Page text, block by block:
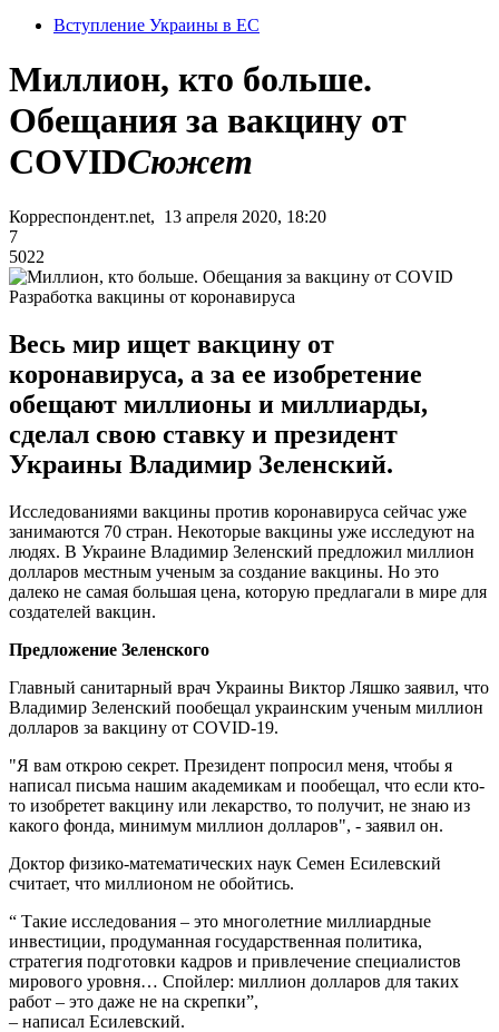
Вступление Украины в ЕС
Миллион, кто больше.
Обещания за вакцину от
COVIDСюжет
Корреспондент.net, 13 апреля 2020, 18:20
7
5022
Разработка вакцины от коронавируса
Весь мир ищет вакцину от
коронавируса, а за ее изобретение
обещают миллионы и миллиарды,
сделал свою ставку и президент
Украины Владимир Зеленский.
Исследованиями вакцины против коронавируса сейчас уже
занимаются 70 стран. Некоторые вакцины уже исследуют на
людях. В Украине Владимир Зеленский предложил миллион
долларов местным ученым за создание вакцины. Но это
далеко не самая большая цена, которую предлагали в мире для
создателей вакцин.
Предложение Зеленского
Главный санитарный врач Украины Виктор Ляшко заявил, что
Владимир Зеленский пообещал украинским ученым миллион
долларов за вакцину от COVID-19.
"Я вам открою секрет. Президент попросил меня, чтобы я
написал письма нашим академикам и пообещал, что если кто-
то изобретет вакцину или лекарство, то получит, не знаю из
какого фонда, минимум миллион долларов", - заявил он.
Доктор физико-математических наук Семен Есилевский
считает, что миллионом не обойтись.
“ Такие исследования – это многолетние миллиардные
инвестиции, продуманная государственная политика,
стратегия подготовки кадров и привлечение специалистов
мирового уровня… Спойлер: миллион долларов для таких
работ – это даже не на скрепки”,
– написал Есилевский.